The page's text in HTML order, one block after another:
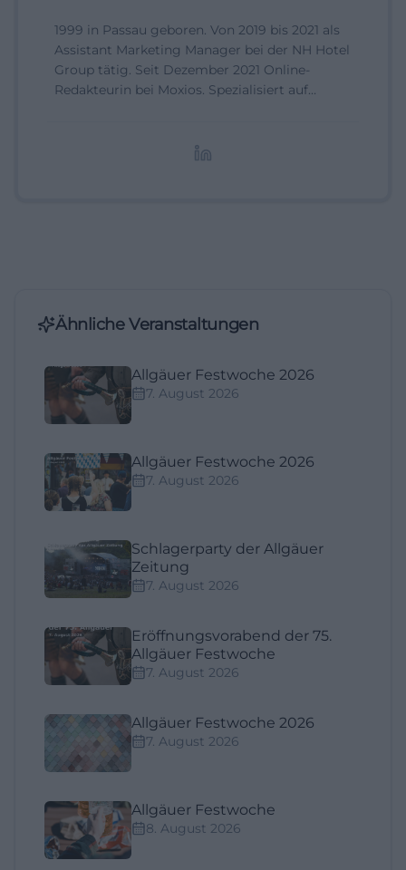
1999 in Passau geboren. Von 2019 bis 2021 als
Assistant Marketing Manager bei der NH Hotel
Group tätig. Seit Dezember 2021 Online-
Redakteurin bei Moxios. Spezialisiert auf
Ähnliche Veranstaltungen
Allgäuer Festwoche 2026
7. August 2026
Allgäuer Festwoche 2026
7. August 2026
Schlagerparty der Allgäuer
Zeitung
7. August 2026
Eröffnungsvorabend der 75.
Allgäuer Festwoche
7. August 2026
Allgäuer Festwoche 2026
7. August 2026
Allgäuer Festwoche
8. August 2026